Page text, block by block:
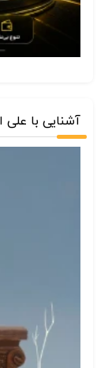
آشنایی با علی